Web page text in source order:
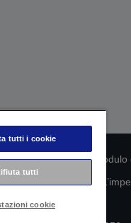
sulla privacy
2026 Seiko Epson
tutti i cookie
tutti
cookie